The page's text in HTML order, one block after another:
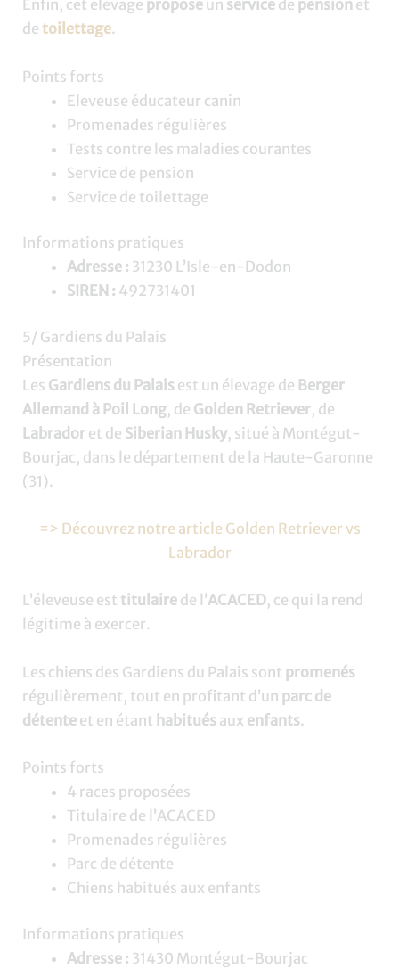
Enfin, cet élevage propose un service de pension et
detoilettage.
Points forts
Eleveuse éducateur canin
Promenades régulières
Tests contre les maladies courantes
Service de pension
Service de toilettage
Informations pratiques
Adresse : 31230 L’Isle-en-Dodon
SIREN : 492731401
5/ Gardiens du Palais
Présentation
Les Gardiens du Palais est un élevage de Berger
Allemand à Poil Long, de Golden Retriever, de
Labrador et de Siberian Husky, situé à Montégut-
Bourjac, dans le département de la Haute-Garonne
(31).
=> Découvrez notre article Golden Retriever vs
Labrador
L’éleveuse est titulaire de l’ACACED, ce qui la rend
légitime à exercer.
Les chiens des Gardiens du Palais sont promenés
régulièrement, tout en profitant d’un parc de
détente et en étant habitués aux enfants.
Points forts
4 races proposées
Titulaire de l’ACACED
Promenades régulières
Parc de détente
Chiens habitués aux enfants
Informations pratiques
Adresse : 31430 Montégut-Bourjac